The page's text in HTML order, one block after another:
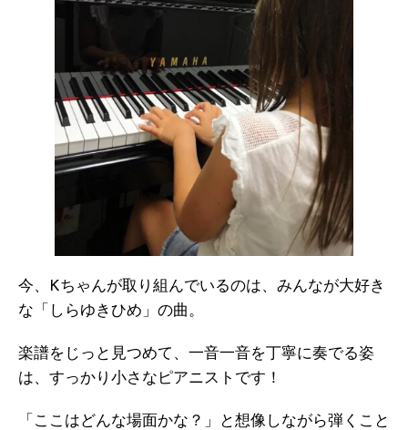
今、Kちゃんが取り組んでいるのは、みんなが大好き
な「しらゆきひめ」の曲。
楽譜をじっと見つめて、一音一音を丁寧に奏でる姿
は、すっかり小さなピアニストです！
「ここはどんな場面かな？」と想像しながら弾くこと